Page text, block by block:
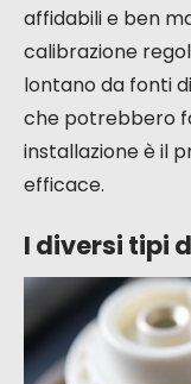
affidabili e ben
calibrazione
lontano da fonti
che potrebbero
installazione è il
efficace.
I diversi tipi